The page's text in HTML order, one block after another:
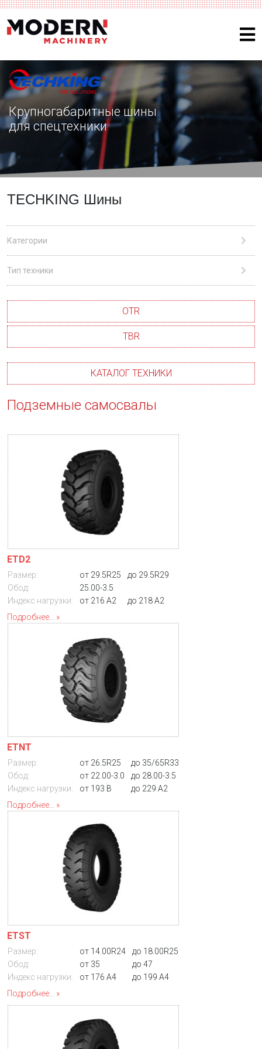
Крупногабаритные шины
для спецтехники
TECHKING Шины
Категории
Тип техники
OTR
TBR
КАТАЛОГ ТЕХНИКИ
Подземные самосвалы
ETD2
Размер: от 29.5R25
до 29.5R29
Обод:
25.00-3.5
Индекс нагрузки:
от 216 A2
до 218 A2
Подробнее...
ETNT
Размер: от 26.5R25
до 35/65R33
Обод:
от 22.00-3.0
до 28.00-3.5
Индекс нагрузки:
от 193 B
до 229 A2
Подробнее...
ETST
Размер: от 14.00R24
до 18.00R25
Обод:
от 35
до 47
Индекс нагрузки:
от 176 A4
до 199 A4
Подробнее...